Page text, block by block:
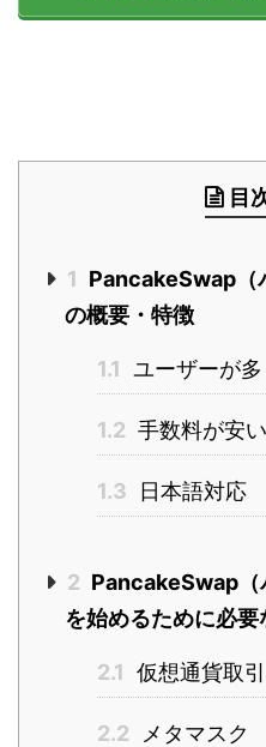
目
1 PancakeSwap（
の概要・特徴
1.1 ユーザーが
1.2 手数料が安い
1.3 日本語対応
2 PancakeSwap（
を始めるために必要
2.1 仮想通貨取
2.2 メタマスク